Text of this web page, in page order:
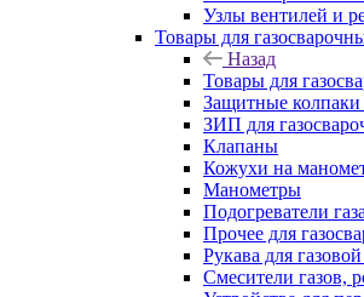
Узлы вентилей и
Товары для
Назад
Товары для
Защитные
ЗИП для
Клапаны
Кожухи на
Манометры
Подогреватели газа
Прочее для
Рукава для
Смесители газов,